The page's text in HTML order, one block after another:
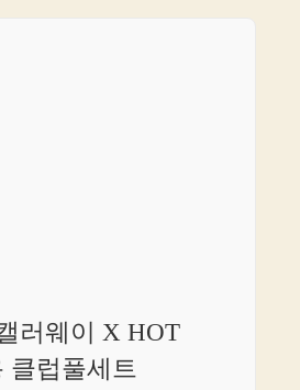
러웨이 X HOT
클럽풀세트